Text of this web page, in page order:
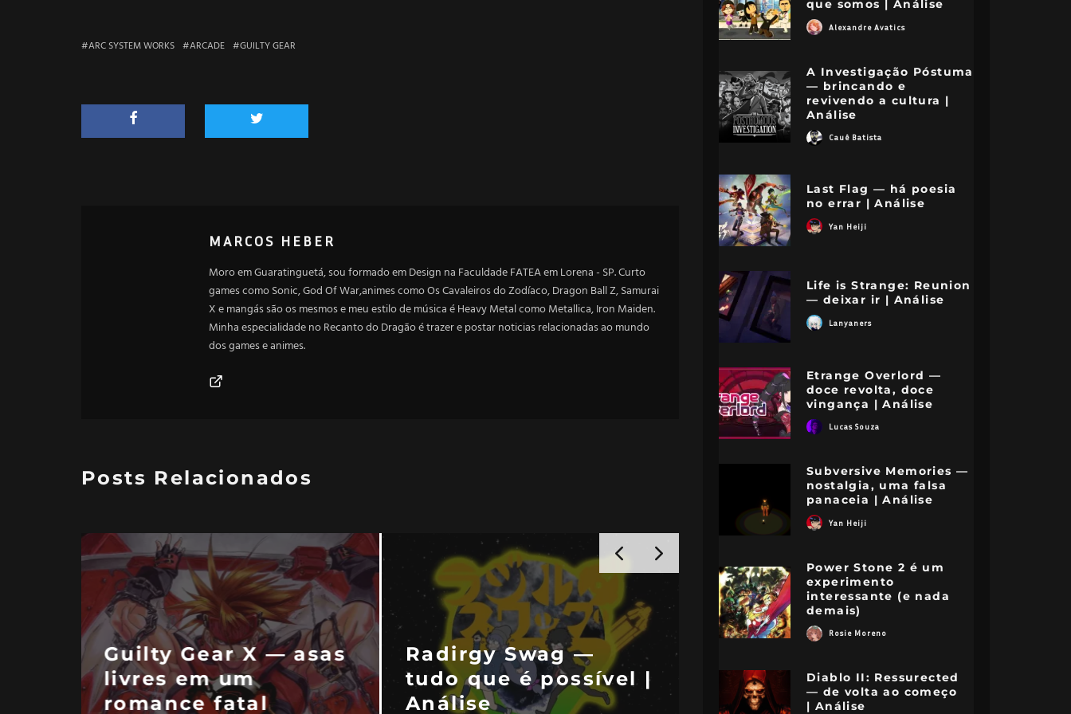
ARC SYSTEM WORKS ARCADE GUILTY GEAR
MARCOS HEBER
Moro em Guaratinguetá, sou formado em Design na Faculdade FATEA em Lorena - SP. Curto
games como Sonic, God Of War,animes como Os Cavaleiros do Zodíaco, Dragon Ball Z, Samurai
X e mangás são os mesmos e meu estilo de música é Heavy Metal como Metallica, Iron Maiden.
Minha especialidade no Recanto do Dragão é trazer e postar noticias relacionadas ao mundo
dos games e animes.
Posts Relacionados
Radirgy Swag —
tudo que é possível |
Análise
Tony Hawk’s Pro
Skater 3+4 —
cortaram as asas do
Birdman | Análise
Power Stone é um
clássico inesquecível
(e nada demais)
Missing Link
riffs e dores
que somos | Análise
Alexandre Avatics
A Investigação Póstuma
— brincando e
revivendo a cultura |
Análise
Cauê Batista
Last Flag — há poesia
no errar | Análise
Yan Heiji
Life is Strange: Reunion
— deixar ir | Análise
Lanyaners
Etrange Overlord —
doce revolta, doce
vingança | Análise
Lucas Souza
Subversive Memories —
nostalgia, uma falsa
panaceia | Análise
Yan Heiji
Power Stone 2 é um
experimento
interessante (e nada
demais)
Rosie Moreno
Diablo II: Ressurected
— de volta ao começo
| Análise